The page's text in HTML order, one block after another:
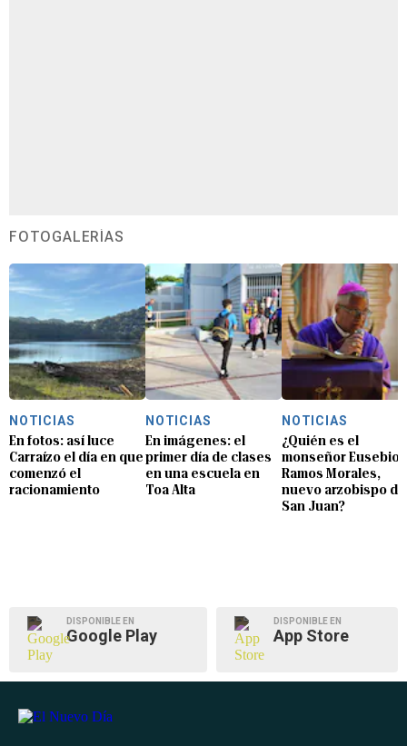
FOTOGALERÍAS
NOTICIAS
En fotos: así luce
Carraízo el día en que
comenzó el
racionamiento
NOTICIAS
En imágenes: el
primer día de clases
en una escuela en
Toa Alta
NOTICIAS
¿Quién es el
monseñor Eusebio
Ramos Morales,
nuevo arzobispo de
San Juan?
DISPONIBLE EN
Google Play
DISPONIBLE EN
App Store